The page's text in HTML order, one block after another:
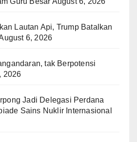
Lautan Api, Trump Batalkan
6, 2026
tak Berpotensi
2026
Jadi Delegasi Perdana
Sains Nuklir Internasional